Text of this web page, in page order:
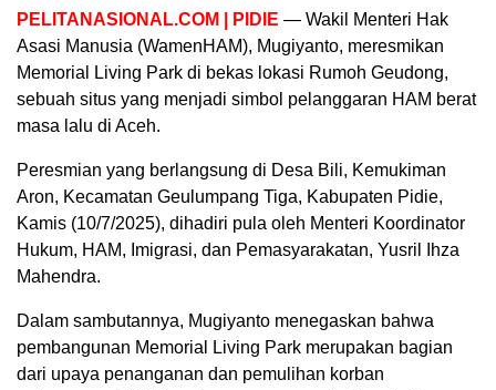
PELITANASIONAL.COM | PIDIE — Wakil Menteri Hak
Asasi Manusia (WamenHAM), Mugiyanto, meresmikan
Memorial Living Park di bekas lokasi Rumoh Geudong,
sebuah situs yang menjadi simbol pelanggaran HAM berat
masa lalu di Aceh.
Peresmian yang berlangsung di Desa Bili, Kemukiman
Aron, Kecamatan Geulumpang Tiga, Kabupaten Pidie,
Kamis (10/7/2025), dihadiri pula oleh Menteri Koordinator
Hukum, HAM, Imigrasi, dan Pemasyarakatan, Yusril Ihza
Mahendra.
Dalam sambutannya, Mugiyanto menegaskan bahwa
pembangunan Memorial Living Park merupakan bagian
dari upaya penanganan dan pemulihan korban